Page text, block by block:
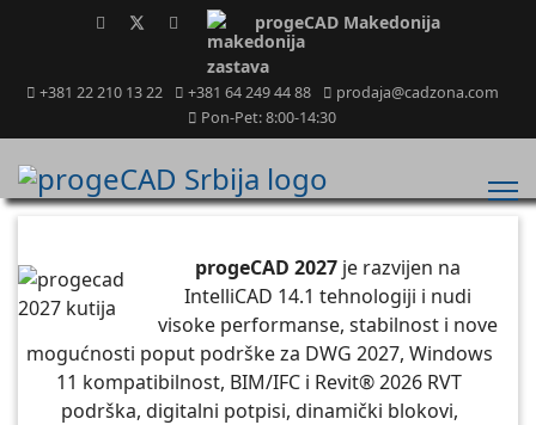
progeCAD Makedonija
+381 22 210 13 22 +381 64 249 44 88
prodaja@cadzona.com
Pon-Pet: 8:00-14:30
progeCAD 2027 je razvijen na
IntelliCAD 14.1 tehnologiji i nudi
visoke performanse, stabilnost i nove
mogućnosti poput podrške za DWG 2027, Windows
11 kompatibilnost, BIM/IFC i Revit® 2026 RVT
podrška, digitalni potpisi, dinamički blokovi,